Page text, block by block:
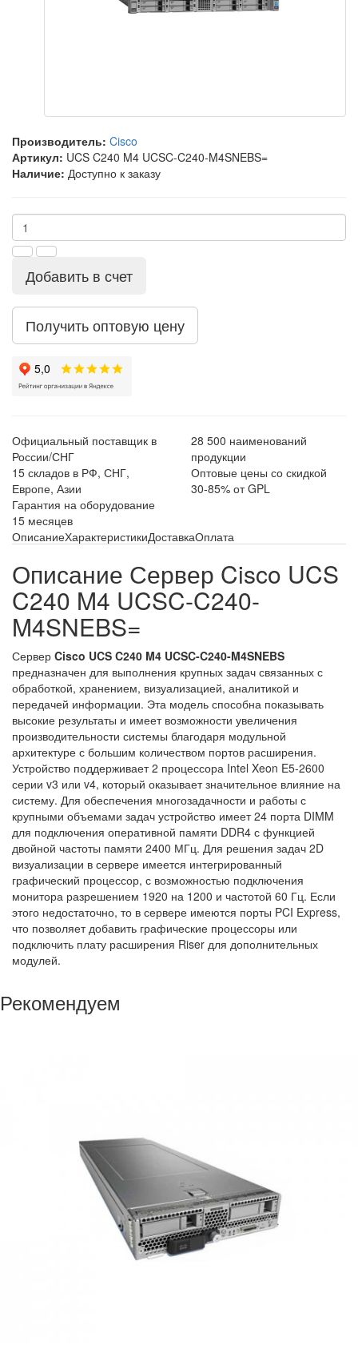
Производитель: Cisco
Артикул: UCS C240 M4 UCSC-C240-M4SNEBS=
Наличие: Доступно к заказу
Добавить в счет
Получить оптовую цену
Официальный поставщик в
России/СНГ
28 500 наименований
продукции
15 складов в РФ, СНГ,
Европе, Азии
Оптовые цены со скидкой
30-85% от GPL
Гарантия на оборудование
15 месяцев
ОписаниеХарактеристикиДоставкаОплата
Описание Сервер Cisco UCS
C240 M4 UCSC-C240-
M4SNEBS=
Сервер Cisco UCS C240 M4 UCSC-C240-M4SNEBS
предназначен для выполнения крупных задач связанных с
обработкой, хранением, визуализацией, аналитикой и
передачей информации. Эта модель способна показывать
высокие результаты и имеет возможности увеличения
производительности системы благодаря модульной
архитектуре с большим количеством портов расширения.
Устройство поддерживает 2 процессора Intel Xeon E5-2600
серии v3 или v4, который оказывает значительное влияние на
систему. Для обеспечения многозадачности и работы с
крупными объемами задач устройство имеет 24 порта DIMM
для подключения оперативной памяти DDR4 с функцией
двойной частоты памяти 2400 МГц. Для решения задач 2D
визуализации в сервере имеется интегрированный
графический процессор, с возможностью подключения
монитора разрешением 1920 на 1200 и частотой 60 Гц. Если
этого недостаточно, то в сервере имеются порты PCI Express,
что позволяет добавить графические процессоры или
подключить плату расширения Riser для дополнительных
модулей.
Рекомендуем